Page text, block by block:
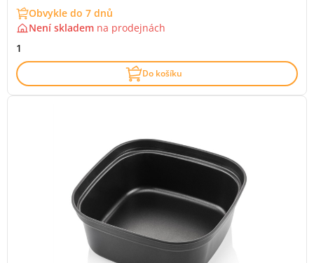
Obvykle do 7 dnů
Není skladem na prodejnách
1
Do košíku